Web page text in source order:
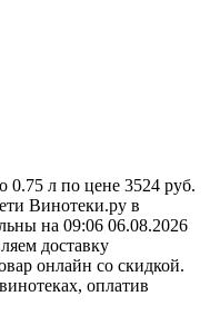
л по цене 3524 руб.
Винотеки.ру в
на 09:06 06.08.2026
доставку
онлайн со скидкой.
оплатив